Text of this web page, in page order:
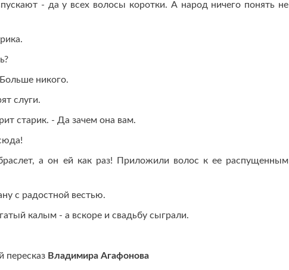
- да у всех волосы коротки. А народ ничего понять не
никого.
слуги.
старик. - Да зачем она вам.
а он ей как раз! Приложили волос к ее распущенным
с радостной вестью.
калым - а вскоре и свадьбу сыграли.
пересказ Владимира Агафонова